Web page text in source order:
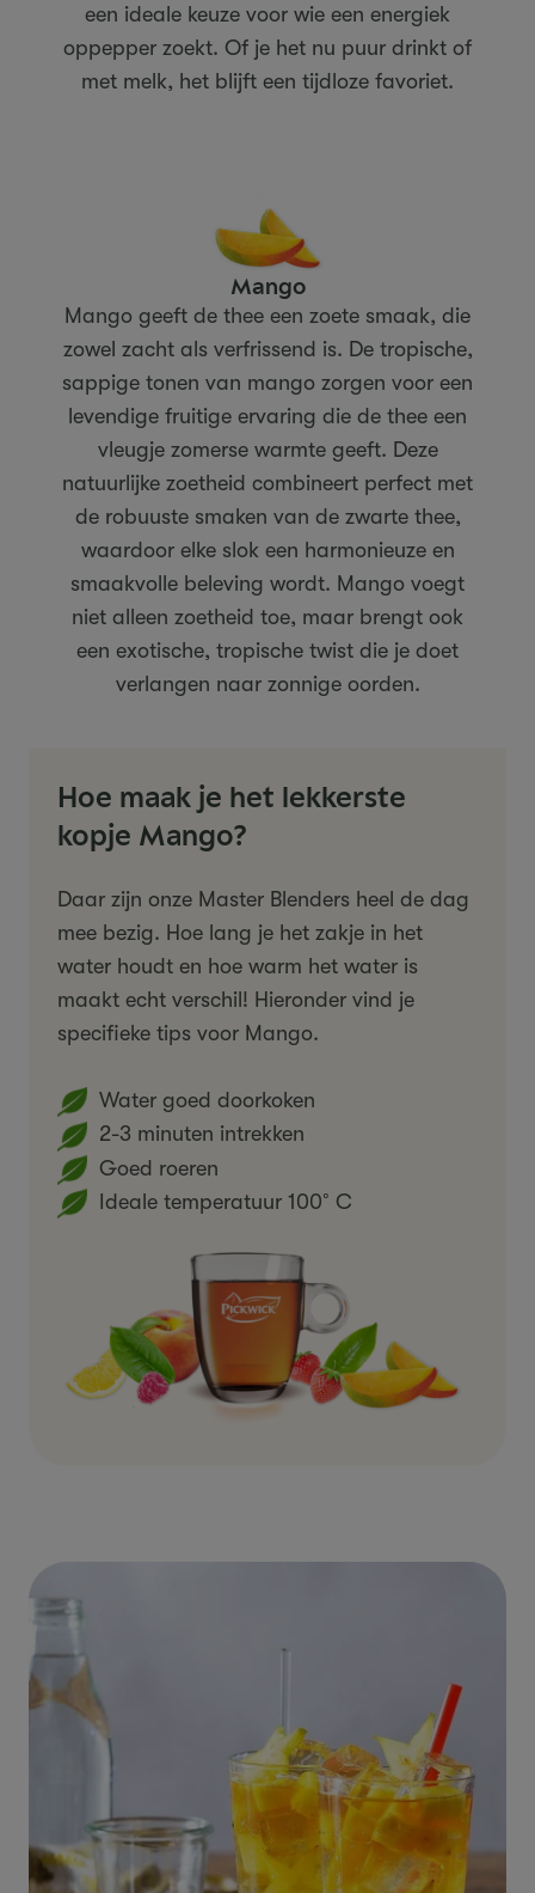
een ideale keuze voor wie een energiek
oppepper zoekt. Of je het nu puur drinkt of
met melk, het blijft een tijdloze favoriet.
Mango
Mango geeft de thee een zoete smaak, die
zowel zacht als verfrissend is. De tropische,
sappige tonen van mango zorgen voor een
levendige fruitige ervaring die de thee een
vleugje zomerse warmte geeft. Deze
natuurlijke zoetheid combineert perfect met
de robuuste smaken van de zwarte thee,
waardoor elke slok een harmonieuze en
smaakvolle beleving wordt. Mango voegt
niet alleen zoetheid toe, maar brengt ook
een exotische, tropische twist die je doet
verlangen naar zonnige oorden.
Hoe maak je het lekkerste
kopje Mango?
Daar zijn onze Master Blenders heel de dag
mee bezig. Hoe lang je het zakje in het
water houdt en hoe warm het water is
maakt echt verschil! Hieronder vind je
specifieke tips voor Mango.
Water goed doorkoken
2-3 minuten intrekken
Goed roeren
Ideale temperatuur 100˚C